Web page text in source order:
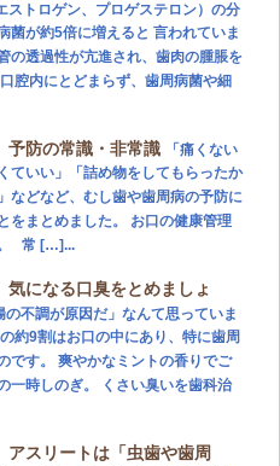
ストロゲン、プロゲステロン）の分
菌が約5倍に増えると 言われていま
の透過性が亢進され、歯肉の腫脹を
腔内にとどまらず、歯周病菌や細
防の常識・非常識 「痛くない
ていい」「詰め物をしてもらったか
などなど、むし歯や歯周病の予防に
をまとめました。 お口の健康管理
。 常 […]...
になる口臭をとめましょ
の不調が原因だ」なんて思っていま
約9割はお口の中にあり、特に歯周
です。 爽やかなミントの香りでご
一時しのぎ。 くさい臭いを歯科治
スリートは「虫歯や歯周